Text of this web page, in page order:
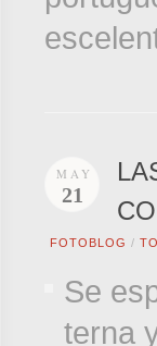
MAY
21
FOTOBLOG /
Se
terna